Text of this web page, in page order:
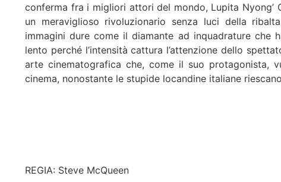
conferma fra i migliori attori del mondo, Lupita
un meraviglioso rivoluzionario senza luci della
immagini dure come il diamante ad inquadrature che
lento perché l’intensità cattura l’attenzione dello
arte cinematografica che, come il suo protagonista,
cinema, nonostante le stupide locandine italiane
REGIA: Steve McQueen